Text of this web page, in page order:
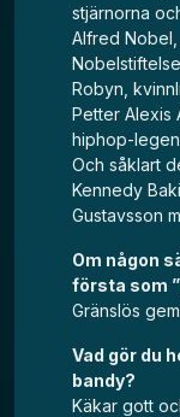
stjärnorna
Alfred
Robyn,
Petter Alexis
hiphop-
Och såklart
Kennedy
Gustavsson
Om någon
första som
Gränslös
Vad gör du
bandy?
Käkar gott